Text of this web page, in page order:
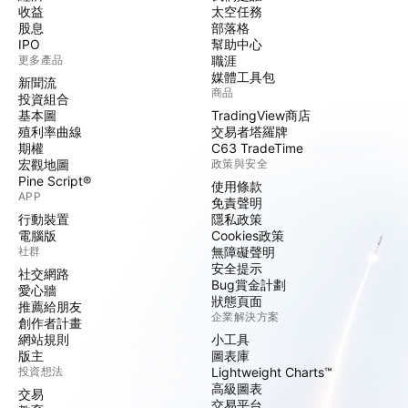
收益
股息
IPO
更多產品
新聞流
投資組合
基本圖
殖利率曲線
期權
宏觀地圖
Pine Script®
APP
行動裝置
電腦版
社群
社交網路
愛心牆
推薦給朋友
創作者計畫
網站規則
版主
投資想法
交易
太空任務
部落格
幫助中心
職涯
媒體工具包
商品
TradingView商店
交易者塔羅牌
C63 TradeTime
政策與安全
使用條款
免責聲明
隱私政策
Cookies政策
無障礙聲明
安全提示
Bug賞金計劃
狀態頁面
企業解決方案
小工具
圖表庫
Lightweight Charts™
高級圖表
交易平台